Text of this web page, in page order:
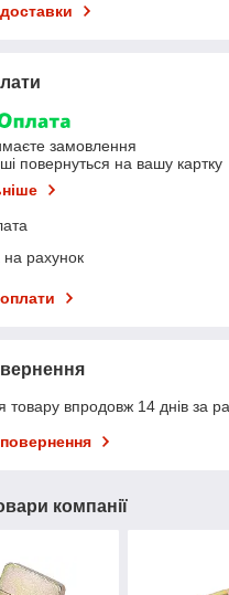
замовлення
повернуться на вашу картку
рахунок
товару впродовж 14 днів за
компанії